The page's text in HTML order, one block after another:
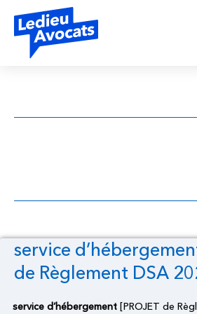
service
de Règlement DSA
service d’hébergement [PROJET de